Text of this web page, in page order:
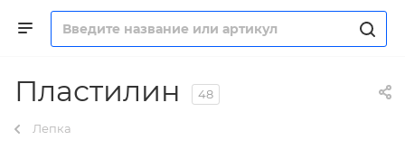
Пластилин 48
Лепка